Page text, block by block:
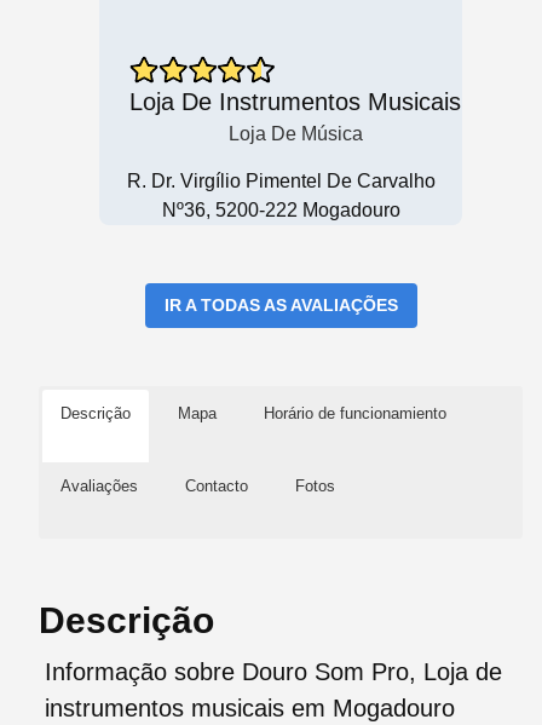
Loja De Instrumentos Musicais
Loja De Música
R. Dr. Virgílio Pimentel De Carvalho
Nº36, 5200-222 Mogadouro
IR A TODAS AS AVALIAÇÕES
Descrição Mapa Horário de funcionamiento
Avaliações Contacto Fotos
Descrição
Informação sobre Douro Som Pro, Loja de
instrumentos musicais em Mogadouro